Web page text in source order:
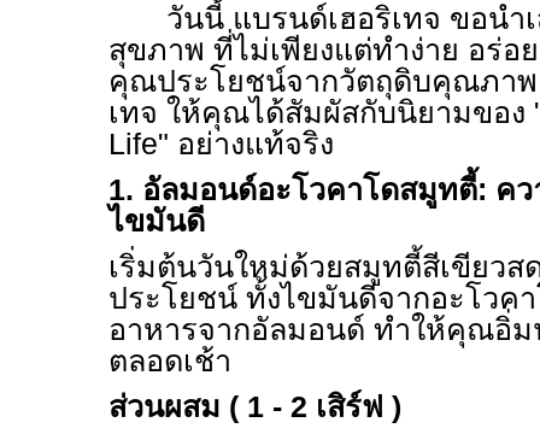
วันนี้ แบรนด์เฮอริเทจ ขอนำ
สุขภาพ ที่ไม่เพียงแต่ทำง่าย อร่อ
คุณประโยชน์จากวัตถุดิบคุณภาพ
เทจ ให้คุณได้สัมผัสกับนิยามของ
Life" อย่างแท้จริง
1. อัลมอนด์อะโวคาโดสมูทตี้: ค
ไขมันดี
เริ่มต้นวันใหม่ด้วยสมูทตี้สีเขียว
ประโยชน์ ทั้งไขมันดีจากอะโวค
อาหารจากอัลมอนด์ ทำให้คุณอิ่
ตลอดเช้า
ส่วนผสม ( 1 - 2 เสิร์ฟ )